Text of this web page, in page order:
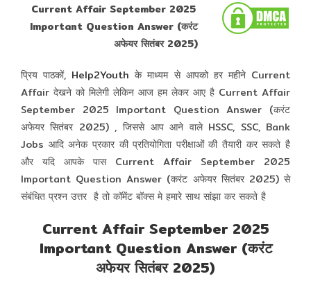
Current Affair September 2025
Important Question Answer (करंट
अफेयर सितंबर 2025)
प्रिय पाठकों, Help2Youth के माध्यम से आपको हर महीने Current
Affair देखने को मिलेगी लेकिन आज हम लेकर आए है Current Affair
September 2025 Important Question Answer (करंट
अफेयर सितंबर 2025) , जिससे आप आने वाले HSSC, SSC, Bank
Jobs आदि अनेक प्रकार की प्रतियोगिता परीक्षाओं की तैयारी कर सकते है
और यदि आपके पास Current Affair September 2025
Important Question Answer (करंट अफेयर सितंबर 2025) से
संबंधित प्रश्न उत्तर है तो कॉमेंट बॉक्स मे हमारे साथ सांझा कर सकते है
Current Affair September 2025
Important Question Answer (करंट
अफेयर सितंबर 2025)